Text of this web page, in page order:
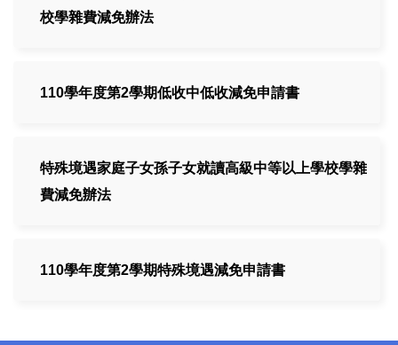
校學雜費減免辦法
110學年度第2學期低收中低收減免申請書
特殊境遇家庭子女孫子女就讀高級中等以上學校學雜
費減免辦法
110學年度第2學期特殊境遇減免申請書